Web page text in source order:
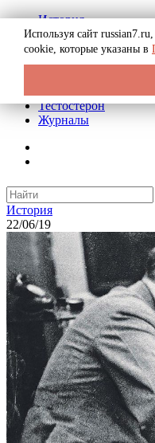
История
Биография
Криминал
Реклама на сайте
Тестостерон
Журналы
История
22/06/19
Используя сайт
cookie, которые указаны в